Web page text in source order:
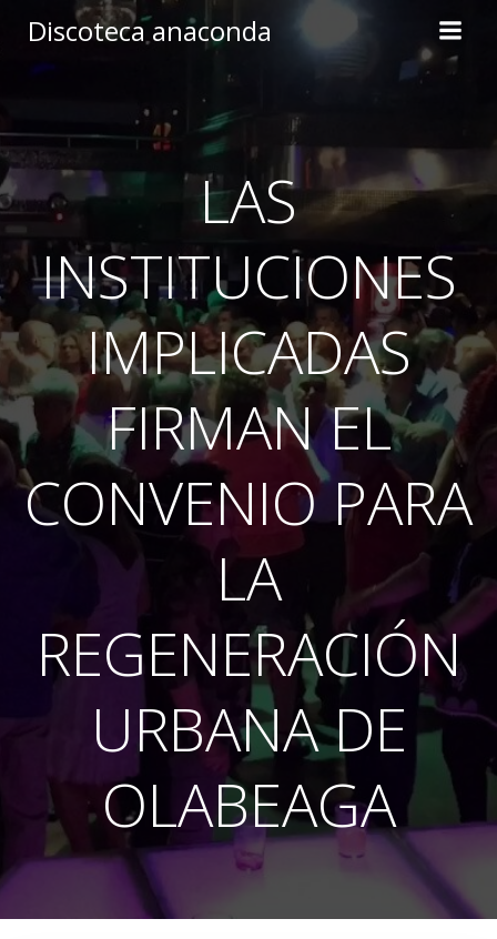
to
Discoteca anaconda
LAS
INSTITUCIONES
IMPLICADAS
FIRMAN EL
CONVENIO PARA
LA
REGENERACIÓN
URBANA DE
OLABEAGA